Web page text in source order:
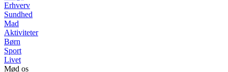
Erhverv
Sundhed
Mad
Aktiviteter
Børn
Sport
Livet
Mød os